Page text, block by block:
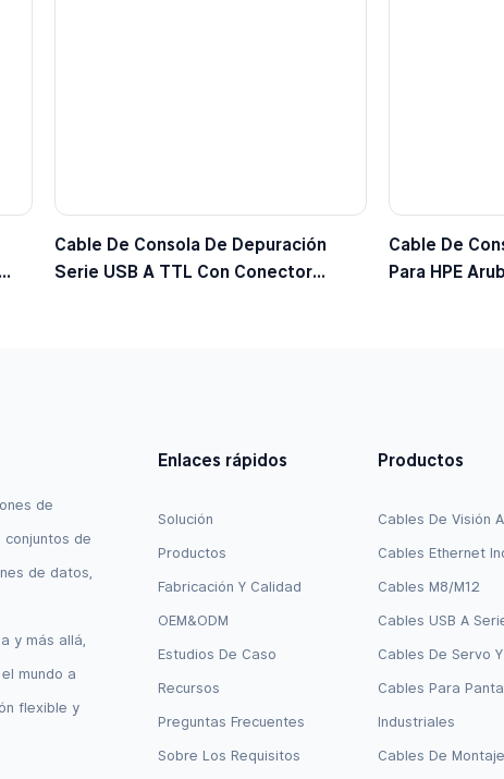
Cable De Consola De Depuración
Serie USB A TTL Con Conector
Cable De
Para HPE
de
de
de datos,
y más allá,
mundo a
flexible y
Enlaces rápidos
Solución
Productos
Fabricación Y Calidad
OEM&ODM
Estudios De Caso
Recursos
Preguntas Frecuentes
Sobre Los Requisitos
Productos
Cables De Visión
Cables Ethernet
Cables M8/M12
Cables USB A
Cables De Servo
Cables Para
Industriales
Cables De